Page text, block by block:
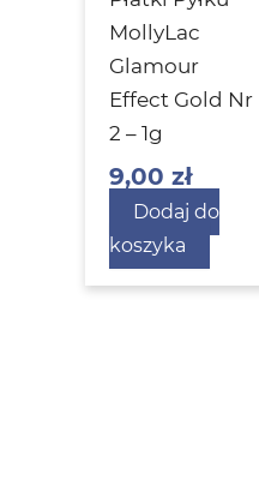
MollyLac
Glamour
Effect Gold Nr
2 – 1g
9,00zł
Dodaj do
koszyka